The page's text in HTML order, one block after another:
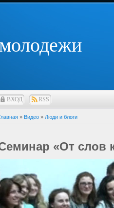
ВХОД RSS
» Видео » Люди и блоги
«От слов